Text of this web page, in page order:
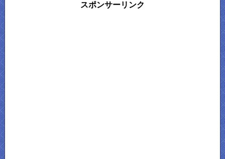
スポンサーリンク